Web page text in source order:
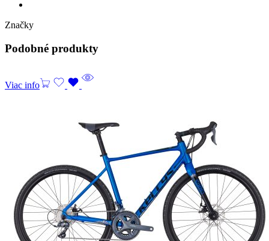
Značky
Podobné produkty
Viac info